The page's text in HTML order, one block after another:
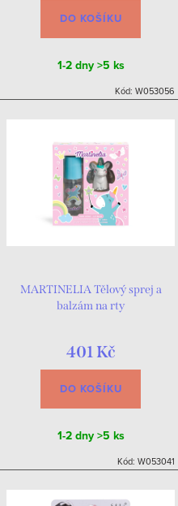
DO KOŠÍKU
1-2 dny>5 ks
Kód: W053056
MARTINELIA Tělový sprej a
balzám na rty
401 Kč
DO KOŠÍKU
1-2 dny>5 ks
Kód: W053041